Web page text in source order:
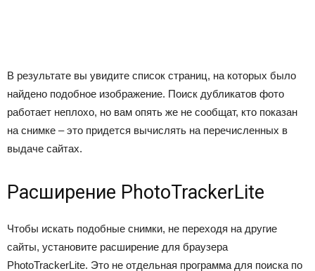
В результате вы увидите список страниц, на которых было
найдено подобное изображение. Поиск дубликатов фото
работает неплохо, но вам опять же не сообщат, кто показан
на снимке – это придется вычислять на перечисленных в
выдаче сайтах.
Расширение PhotoTrackerLite
Чтобы искать подобные снимки, не переходя на другие
сайты, установите расширение для браузера
PhotoTrackerLite. Это не отдельная программа для поиска по